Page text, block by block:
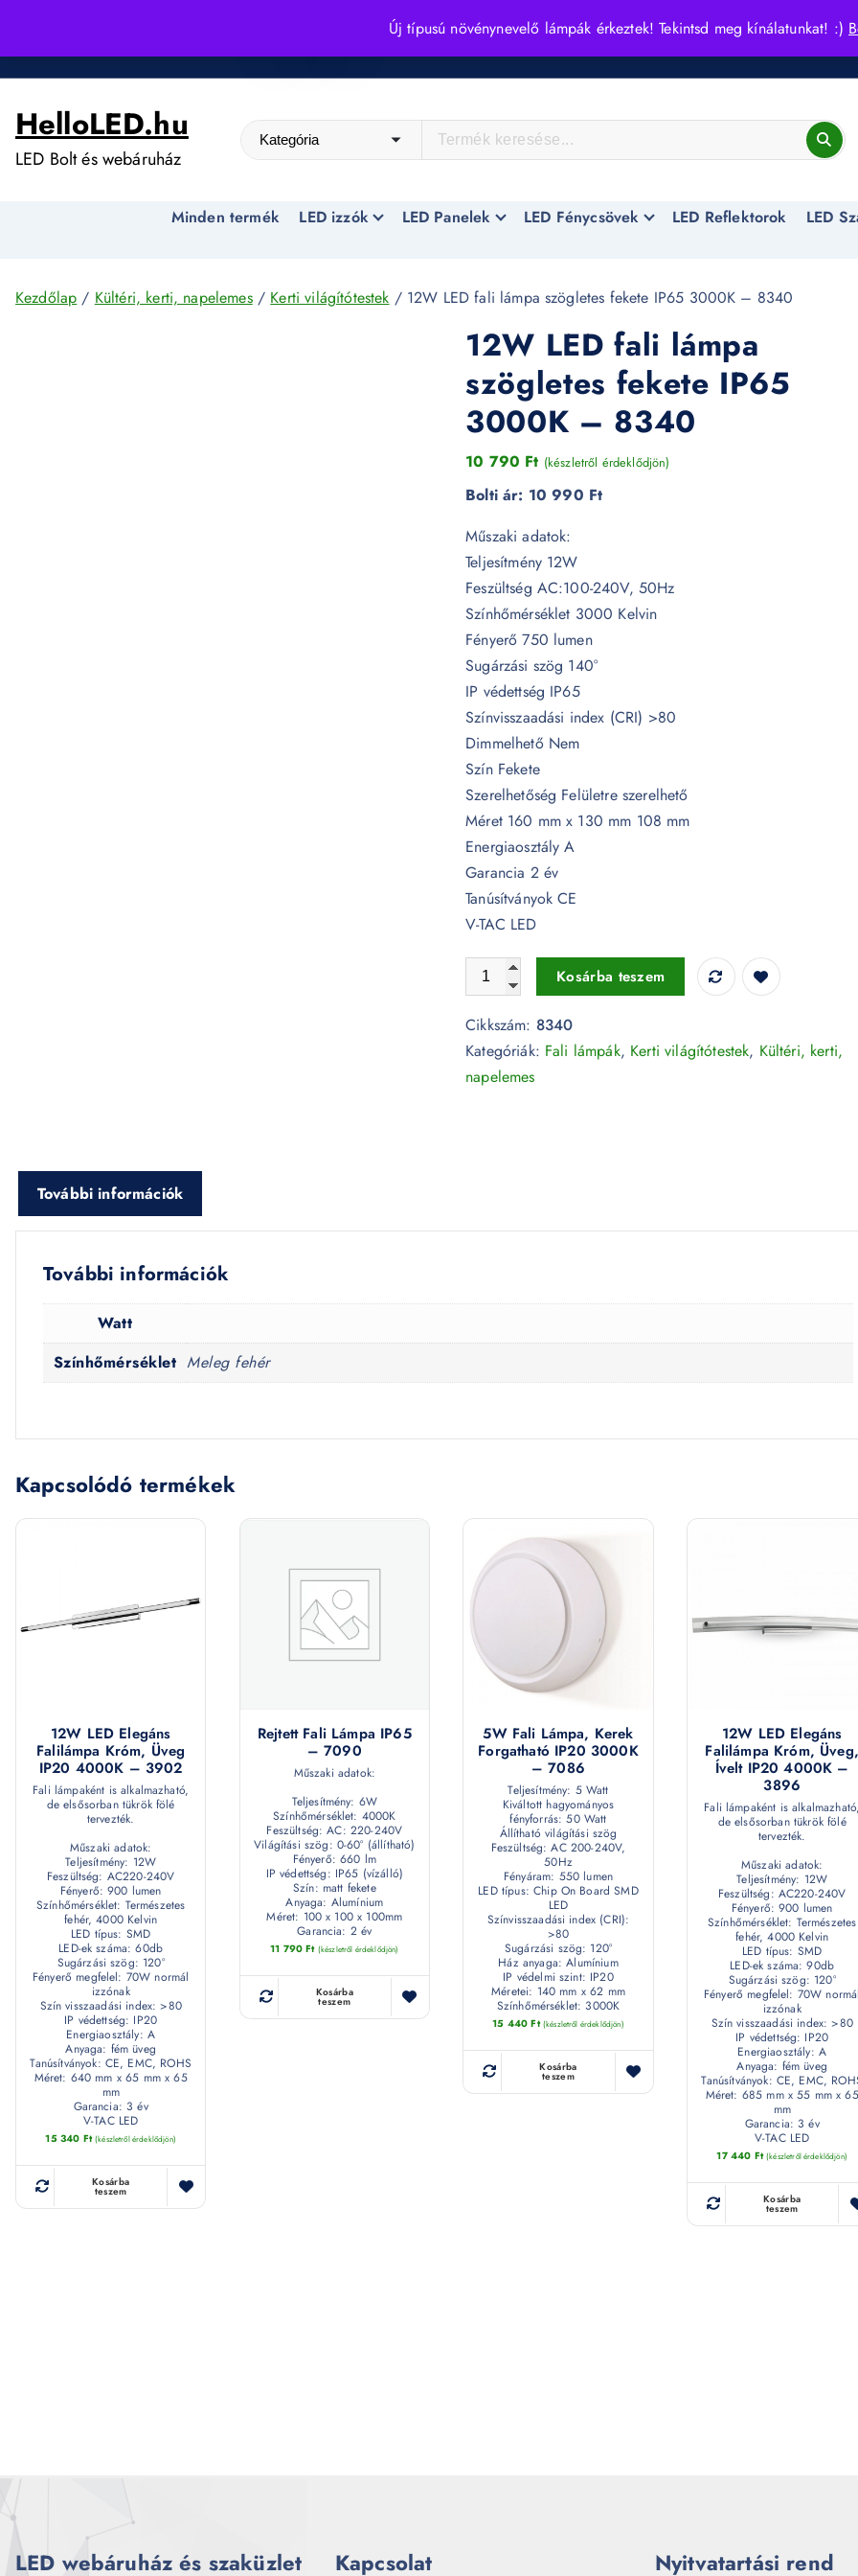
Új típusú növénynevelő lámpák érkeztek! Tekintsd meg kínálatunkat! :)
i
HelloLED.hu
LED Bolt és webáruház
Minden termék LED izzók LED Panelek LED Fénycsövek LED Reflektorok LED
Kezdőlap / Kültéri, kerti, napelemes/ Kerti világítótestek / 12W LED fali lámpa szögletes fekete IP65 3000K – 8340
12W LED fali lámpa
szögletes fekete IP65
3000K – 8340
10 790 Ft (készletről érdeklődjön)
Bolti ár: 10 990 Ft
Műszaki adatok:
Teljesítmény 12W
Feszültség AC:100-240V, 50Hz
Színhőmérséklet 3000 Kelvin
Fényerő 750 lumen
Sugárzási szög 140°
IP védettség IP65
Színvisszaadási index (CRI) >80
Dimmelhető Nem
Szín Fekete
Szerelhetőség Felületre szerelhető
Méret 160 mm x 130 mm 108 mm
Energiaosztály A
Garancia 2 év
Tanúsítványok CE
V-TAC LED
12W LED fali lámpa szögletes fekete IP65 3000K - 8340
Kosárba teszem
Cikkszám: 8340
Kategóriák: Fali lámpák, Kerti világítótestek, Kültéri, kerti,
napelemes
További információk
További információk
Watt
Színhőmérséklet Meleg fehér
Kapcsolódó termékek
12W LED Elegáns
Falilámpa Króm, Üveg
IP20 4000K – 3902
Fali lámpaként is alkalmazható,
de elsősorban tükrök fölé
tervezték.
Műszaki adatok:
Teljesítmény: 12W
Feszültség: AC220-240V
Fényerő: 900 lumen
Színhőmérséklet: Természetes
fehér, 4000 Kelvin
LED típus: SMD
LED-ek száma: 60db
Sugárzási szög: 120°
Fényerő megfelel: 70W normál
izzónak
Szín visszaadási index: >80
IP védettség: IP20
Energiaosztály: A
Anyaga: fém üveg
Tanúsítványok: CE, EMC, ROHS
Méret: 640 mm x 65 mm x 65
mm
Garancia: 3 év
V-TAC LED
15 340 Ft (készletről érdeklődjön)
Kosárba
teszem
Rejtett Fali Lámpa IP65
– 7090
Műszaki adatok:
Teljesítmény: 6W
Színhőmérséklet: 4000K
Feszültség: AC: 220-240V
Világítási szög: 0-60° (állítható)
Fényerő: 660 lm
IP védettség: IP65 (vízálló)
Szín: matt fekete
Anyaga: Alumínium
Méret: 100 x 100 x 100mm
Garancia: 2 év
11 790Ft (készletről érdeklődjön)
Kosárba
teszem
5W Fali Lámpa, Kerek
Forgatható IP20 3000K
– 7086
Teljesítmény: 5 Watt
Kiváltott hagyományos
fényforrás: 50 Watt
Állítható világítási szög
Feszültség: AC 200-240V,
50Hz
Fényáram: 550 lumen
LED típus: Chip On Board SMD
LED
Színvisszaadási index (CRI):
>80
Sugárzási szög: 120°
Ház anyaga: Alumínium
IP védelmi szint: IP20
Méretei: 140 mm x 62 mm
Színhőmérséklet: 3000K
15 440Ft (készletről érdeklődjön)
Kosárba
teszem
12W LED Elegáns
Falilámpa Króm, Üveg,
Ívelt IP20 4000K –
3896
Fali lámpaként is alkalmazható,
de elsősorban tükrök fölé
tervezték.
Műszaki adatok:
Teljesítmény: 12W
Feszültség: AC220-240V
Fényerő: 900 lumen
Színhőmérséklet: Természetes
fehér, 4000 Kelvin
LED típus: SMD
LED-ek száma: 90db
Sugárzási szög: 120°
Fényerő megfelel: 70W normál
izzónak
Szín visszaadási index: >80
IP védettség: IP20
Energiaosztály: A
Anyaga: fém üveg
Tanúsítványok: CE, EMC,
Méret: 685 mm x 55 mm x 65
mm
Garancia: 3 év
V-TAC LED
17 440 Ft (készletről érdeklődjön)
Kosárba
teszem
LED webáruház és szaküzlet Kapcsolat Nyitvatartási rend